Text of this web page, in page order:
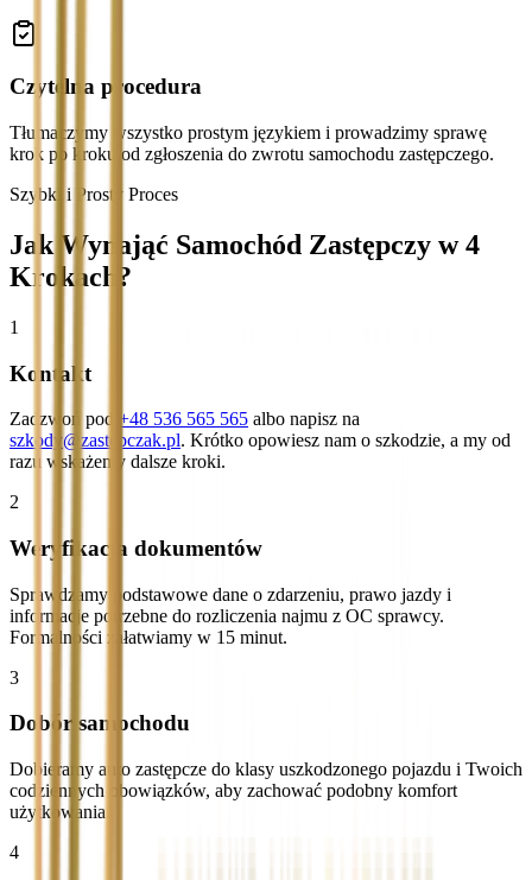
Czytelna procedura
Tłumaczymy wszystko prostym językiem i prowadzimy sprawę
krok po kroku od zgłoszenia do zwrotu samochodu zastępczego.
Szybki i Prosty Proces
Jak Wynająć Samochód Zastępczy w 4
Krokach?
1
Kontakt
Zadzwoń pod +48 536 565 565 albo napisz na
szkody@zastepczak.pl. Krótko opowiesz nam o szkodzie, a my od
razu wskażemy dalsze kroki.
2
Weryfikacja dokumentów
Sprawdzamy podstawowe dane o zdarzeniu, prawo jazdy i
informacje potrzebne do rozliczenia najmu z OC sprawcy.
Formalności załatwiamy w 15 minut.
3
Dobór samochodu
Dobieramy auto zastępcze do klasy uszkodzonego pojazdu i Twoich
codziennych obowiązków, aby zachować podobny komfort
użytkowania.
4